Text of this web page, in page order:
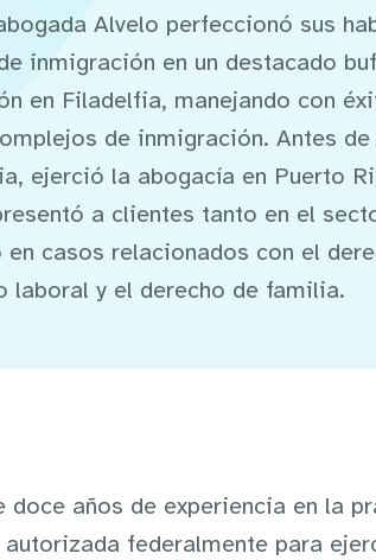
Alvelo perfeccionó sus
inmigración en un destacado
en Filadelfia, manejando con
de inmigración. Antes de
ejerció la abogacía en Puerto
a clientes tanto en el
en casos relacionados con el
laboral y el derecho de familia.
doce años de experiencia en la
autorizada federalmente para